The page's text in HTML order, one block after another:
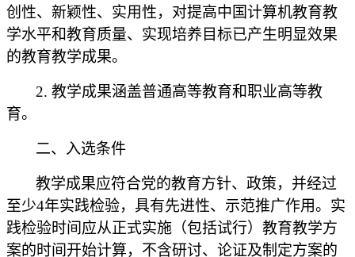
创性、新颖性、实用性，对提高中国计算机教育教
学水平和教育质量、实现培养目标已产生明显效果
的教育教学成果。
2. 教学成果涵盖普通高等教育和职业高等教
育。
二、入选条件
教学成果应符合党的教育方针、政策，并经过
至少4年实践检验，具有先进性、示范推广作用。实
践检验时间应从正式实施（包括试行）教育教学方
案的时间开始计算，不含研讨、论证及制定方案的